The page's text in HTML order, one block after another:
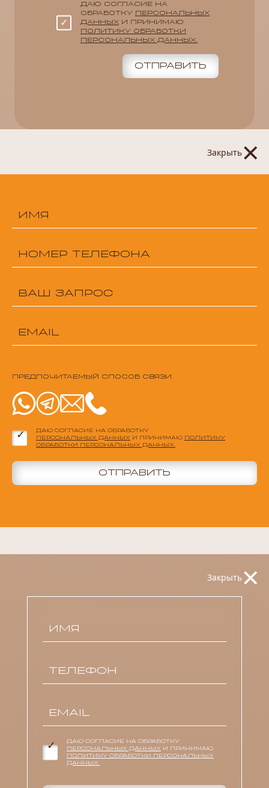
ДАЮ СОГЛАСИЕ НА
ОБРАБОТКУ ПЕРСОНАЛЬНЫХ
ДАННЫХ И ПРИНИМАЮ
ПОЛИТИКУ ОБРАБОТКИ
ПЕРСОНАЛЬНЫХ ДАННЫХ.
ОТПРАВИТЬ
Закрыть×
ПРЕДПОЧИТАЕМЫЙ СПОСОБ СВЯЗИ
ДАЮ СОГЛАСИЕ НА ОБРАБОТКУ
ПЕРСОНАЛЬНЫХ ДАННЫХ
И ПРИНИМАЮ
ПОЛИТИКУ
ОБРАБОТКИ ПЕРСОНАЛЬНЫХ ДАННЫХ.
ОТПРАВИТЬ
Закрыть×
ДАЮ СОГЛАСИЕ НА ОБРАБОТКУ
ПЕРСОНАЛЬНЫХ ДАННЫХ
И ПРИНИМАЮ
ПОЛИТИКУ ОБРАБОТКИ ПЕРСОНАЛЬНЫХ
ДАННЫХ.